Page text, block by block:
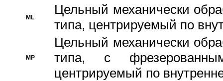
ML
Цельный механически
типа, центрируемый по
MP
Цельный механически
типа, с
центрируемый по